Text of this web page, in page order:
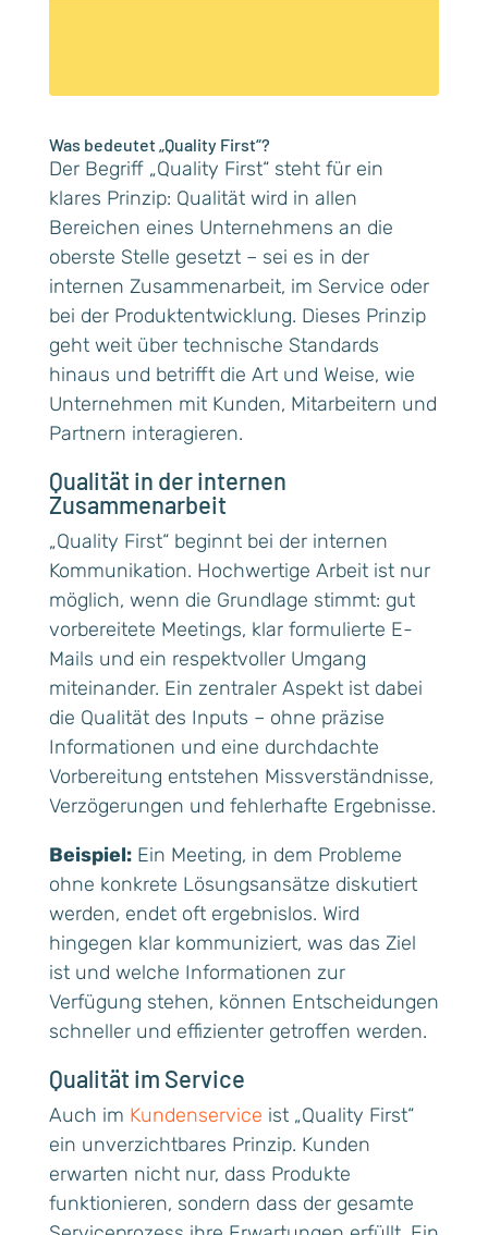
Was bedeutet „Quality First“?
Der Begriff „Quality First“ steht für ein
klares Prinzip: Qualität wird in allen
Bereichen eines Unternehmens an die
oberste Stelle gesetzt – sei es in der
internen Zusammenarbeit, im Service oder
bei der Produktentwicklung. Dieses Prinzip
geht weit über technische Standards
hinaus und betrifft die Art und Weise, wie
Unternehmen mit Kunden, Mitarbeitern und
Partnern interagieren.
Qualität in der internen
Zusammenarbeit
„Quality First“ beginnt bei der internen
Kommunikation. Hochwertige Arbeit ist nur
möglich, wenn die Grundlage stimmt: gut
vorbereitete Meetings, klar formulierte E-
Mails und ein respektvoller Umgang
miteinander. Ein zentraler Aspekt ist dabei
die Qualität des Inputs – ohne präzise
Informationen und eine durchdachte
Vorbereitung entstehen Missverständnisse,
Verzögerungen und fehlerhafte Ergebnisse.
Beispiel:Ein Meeting, in dem Probleme
ohne konkrete Lösungsansätze diskutiert
werden, endet oft ergebnislos. Wird
hingegen klar kommuniziert, was das Ziel
ist und welche Informationen zur
Verfügung stehen, können Entscheidungen
schneller und effizienter getroffen werden.
Qualität im Service
Auch im Kundenservice ist „Quality First“
ein unverzichtbares Prinzip. Kunden
erwarten nicht nur, dass Produkte
funktionieren, sondern dass der gesamte